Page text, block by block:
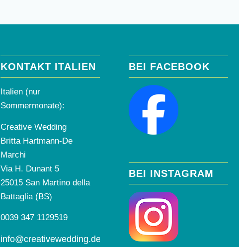
KONTAKT ITALIEN
Italien (nur
Sommermonate):
Creative Wedding
Britta Hartmann-De
Marchi
Via H. Dunant 5
25015 San Martino della
Battaglia (BS)
0039 347 1129519
info@creativewedding.de
BEI FACEBOOK
BEI INSTAGRAM